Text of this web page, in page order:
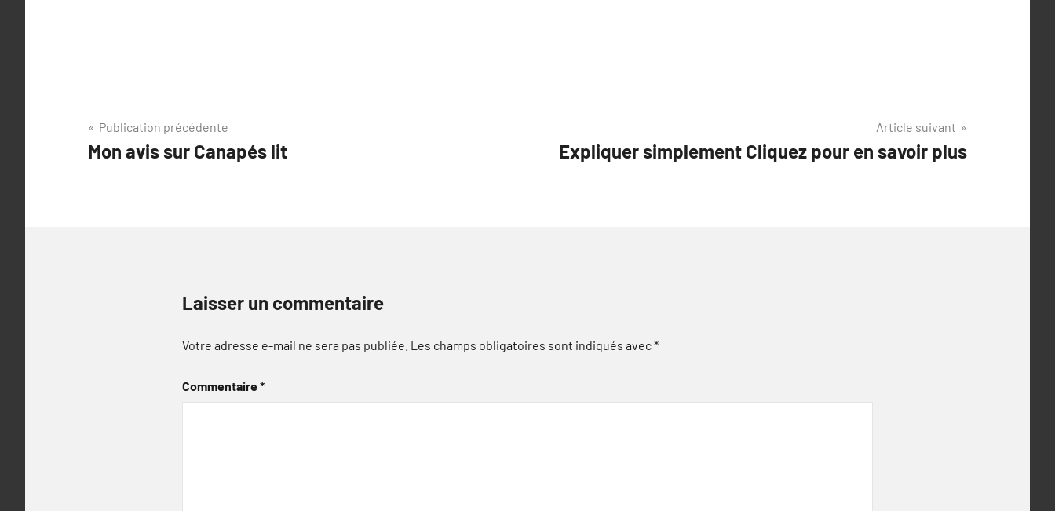
Navigation
de
Publication précédente
Mon avis sur Canapés lit
Article suivant
Expliquer simplement Cliquez pour en savoir plus
Laisser un commentaire
Votre adresse e-mail ne sera pas publiée. Les champs obligatoires sont indiqués avec*
Commentaire*